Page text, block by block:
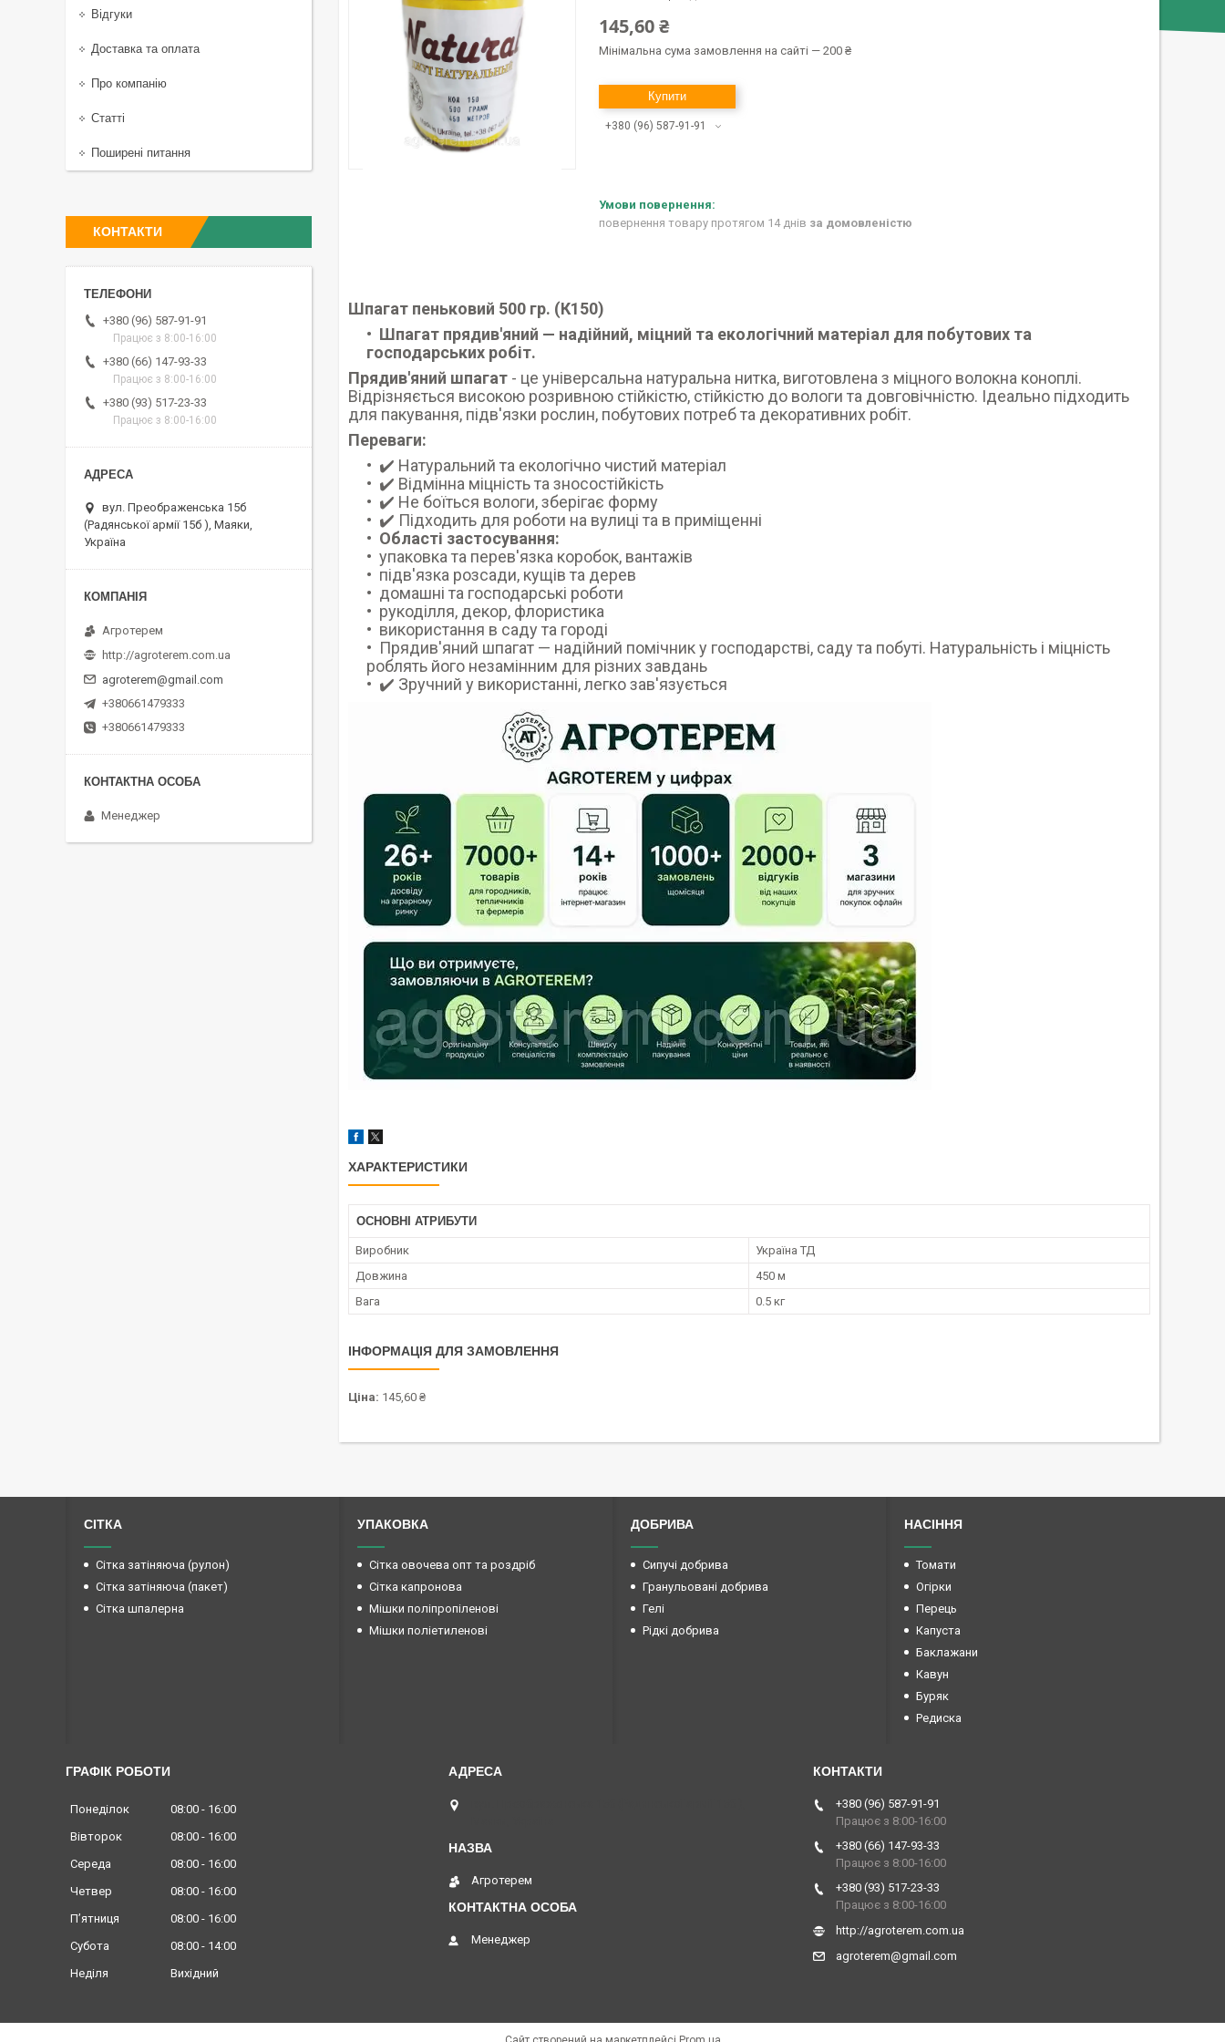
145,60 ₴
Мінімальна сума замовлення на сайті — 200 ₴
Купити
+380 (96) 587-91-91
повернення товару протягом 14 днів за домовленістю
Шпагат пеньковий 500 гр. (К150)
Шпагат прядив'яний — надійний, міцний та екологічний матеріал для побутових та
господарських робіт.
Прядив'яний шпагат - це універсальна натуральна нитка, виготовлена ​​з міцного волокна коноплі.
Відрізняється високою розривною стійкістю, стійкістю до вологи та довговічністю. Ідеально підходить
для пакування, підв'язки рослин, побутових потреб та декоративних робіт.
Переваги:
✔️ Натуральний та екологічно чистий матеріал
✔️ Відмінна міцність та зносостійкість
✔️ Не боїться вологи, зберігає форму
✔️ Підходить для роботи на вулиці та в приміщенні
Області застосування:
упаковка та перев'язка коробок, вантажів
підв'язка розсади, кущів та дерев
домашні та господарські роботи
рукоділля, декор, флористика
використання в саду та городі
Прядив'яний шпагат — надійний помічник у господарстві, саду та побуті. Натуральність і міцність
роблять його незамінним для різних завдань
✔️ Зручний у використанні, легко зав'язується
ХАРАКТЕРИСТИКИ
ОСНОВНІ АТРИБУТИ
Виробник
Україна ТД
Довжина
450 м
Вага
0.5 кг
ІНФОРМАЦІЯ ДЛЯ ЗАМОВЛЕННЯ
Ціна: 145,60 ₴
Відгуки
Доставка та оплата
Про компанію
Статті
Поширені питання
КОНТАКТИ
+380 (96) 587-91-91
Працює з 8:00-16:00
+380 (66) 147-93-33
Працює з 8:00-16:00
+380 (93) 517-23-33
Працює з 8:00-16:00
вул. Преображенська 15б
(Радянської армії 15б ), Маяки,
Україна
Агротерем
http://agroterem.com.ua
agroterem@gmail.com
+380661479333
+380661479333
Менеджер
СІТКА
Сітка затіняюча (рулон)
Сітка затіняюча (пакет)
Сітка шпалерна
УПАКОВКА
Сітка овочева опт та роздріб
Сітка капронова
Мішки поліпропіленові
Мішки поліетиленові
ДОБРИВА
Сипучі добрива
Гранульовані добрива
Гелі
Рідкі добрива
НАСІННЯ
Томати
Огірки
Перець
Капуста
Баклажани
Кавун
Буряк
Редиска
ГРАФІК РОБОТИ
Понеділок 08:00
16:00
Вівторок
08:00
16:00
Середа
08:00
16:00
Четвер
08:00
16:00
Пʼятниця
08:00
16:00
Субота
08:00
14:00
Неділя
Вихідний
Агротерем
Менеджер
+380 (96) 587-91-91
Працює з 8:00-16:00
+380 (66) 147-93-33
Працює з 8:00-16:00
+380 (93) 517-23-33
Працює з 8:00-16:00
http://agroterem.com.ua
agroterem@gmail.com